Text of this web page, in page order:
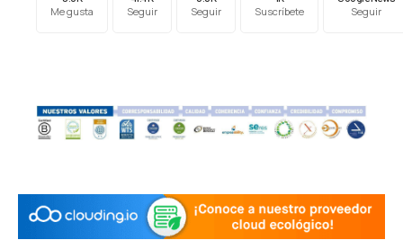
Me gusta Seguir Seguir Suscríbete Seguir